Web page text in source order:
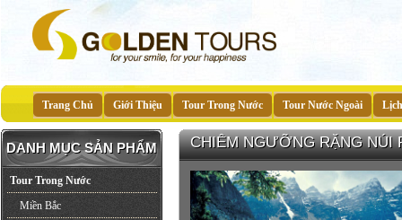
Trang Chủ Giới Thiệu Tour Trong Nước Tour Nước Ngoài
DANH MỤC SẢN PHẨM
Tour Trong Nước
Miền Bắc
CHIÊM NGƯỠNG RẶNG NÚI